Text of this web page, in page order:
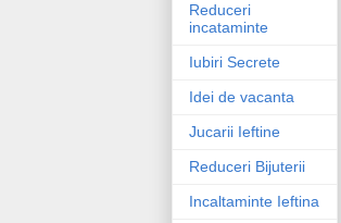
Reduceri
incataminte
Iubiri Secrete
Idei de vacanta
Jucarii Ieftine
Reduceri Bijuterii
Incaltaminte Ieftina